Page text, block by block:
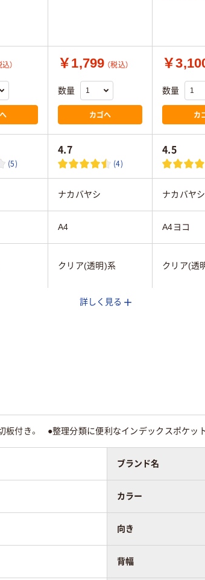
込） ￥1,799 （税込）
数量
カゴへ
￥
数量
カ
(5)
4.7
(4)
4.5
ナカバヤシ ナカバヤシ
A4 A4ヨコ
クリア(透明)系 クリア(透
164mm
成型 成型
640g
詳しく見る
板付き。 ●整理分類に便利なインデックスポケット
ブランド名
カラー
向き
背幅